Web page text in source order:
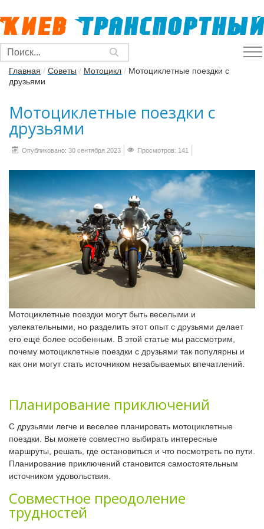
Главная / Советы / Мотоцикл / Мотоциклетные поездки с
друзьями
Мотоциклетные поездки с
друзьями
Опубликовано: 30 сентября 2023 Просмотров: 141
Мотоциклетные поездки могут быть веселыми и
увлекательными, но разделить этот опыт с друзьями делает
его еще более особенным. В этой статье мы рассмотрим,
почему мотоциклетные поездки с друзьями так популярны и
как они могут стать источником незабываемых впечатлений.
Планирование приключений
С друзьями легче и веселее планировать мотоциклетные
поездки. Вы можете совместно выбирать интересные
маршруты, решать, где остановиться и что посмотреть по пути.
Планирование приключений становится самостоятельным
источником удовольствия.
Совместное преодоление
трудностей